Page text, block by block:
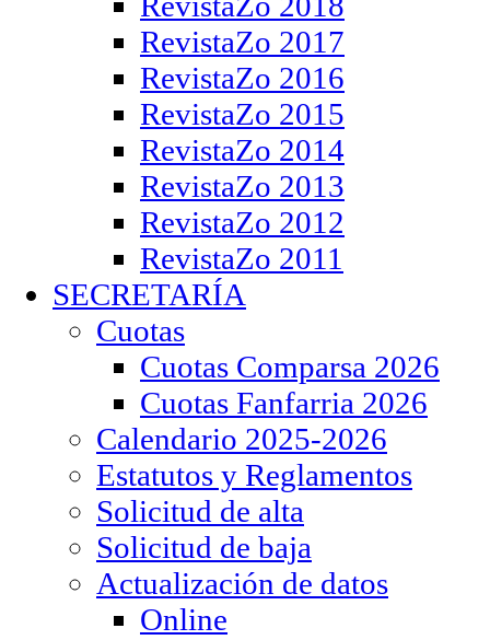
RevistaZo 2017
RevistaZo 2016
RevistaZo 2015
RevistaZo 2014
RevistaZo 2013
RevistaZo 2012
RevistaZo 2011
SECRETARÍA
Cuotas
Cuotas Comparsa 2026
Cuotas Fanfarria 2026
Calendario 2025-2026
Estatutos y Reglamentos
Solicitud de alta
Solicitud de baja
Actualización de datos
Online